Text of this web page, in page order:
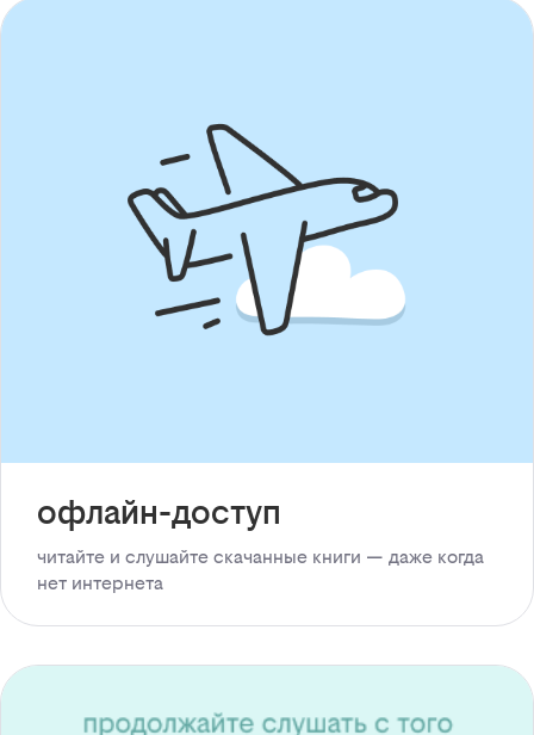
офлайн-доступ
читайте и слушайте скачанные книги — даже когда
нет интернета